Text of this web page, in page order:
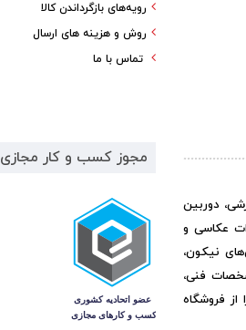
رویه‌های بازگرداندن کالا
روش و هزینه های ارسال
تماس با ما
دوربین
عکاسی و
نیکون،
فنی،
فروشگاه
مجوز کسب و کار مجازی